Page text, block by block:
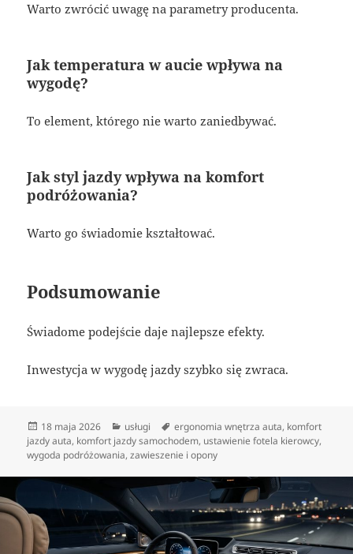
Warto zwrócić uwagę na parametry producenta.
Jak temperatura w aucie wpływa na
wygodę?
To element, którego nie warto zaniedbywać.
Jak styl jazdy wpływa na komfort
podróżowania?
Warto go świadomie kształtować.
Podsumowanie
Świadome podejście daje najlepsze efekty.
Inwestycja w wygodę jazdy szybko się zwraca.
Data
publikacji
18 maja 2026 Kategorie
usługi Tagi
ergonomia wnętrza auta, komfort
jazdy auta, komfort jazdy samochodem, ustawienie fotela kierowcy,
wygoda podróżowania,zawieszenie i opony